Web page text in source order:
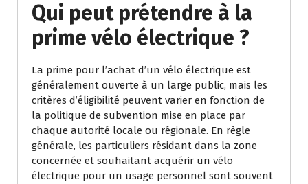
Qui peut prétendre à la
prime vélo électrique ?
La prime pour l’achat d’un vélo électrique est
généralement ouverte à un large public, mais les
critères d’éligibilité peuvent varier en fonction de
la politique de subvention mise en place par
chaque autorité locale ou régionale. En règle
générale, les particuliers résidant dans la zone
concernée et souhaitant acquérir un vélo
électrique pour un usage personnel sont souvent